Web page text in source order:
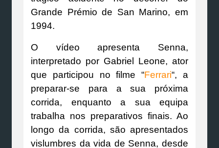
Grande Prémio de San Marino, em
1994.
O vídeo apresenta Senna,
interpretado por Gabriel Leone, ator
que participou no filme “Ferrari“, a
preparar-se para a sua próxima
corrida, enquanto a sua equipa
trabalha nos preparativos finais. Ao
longo da corrida, são apresentados
vislumbres da vida de Senna, desde